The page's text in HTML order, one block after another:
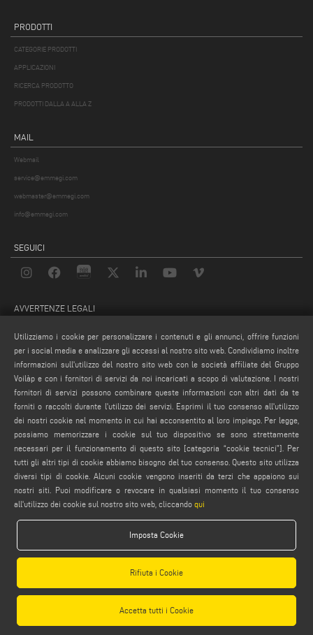
PRODOTTI
CATEGORIE PRODOTTI
APPLICAZIONI
RICERCA PRODOTTO
PRODOTTI DALLA A ALLA Z
MAIL
Webmail
service@emmegi.com
webmaster@emmegi.com
info@emmegi.com
SEGUICI
AVVERTENZE LEGALI
NOTE LEGALI
COMPLIANCE
COOKIE POLICY
CONDIZIONI GENERALI DI VENDITA
IMPOSTAZIONE COOKIES
CONDIZIONI GENERALI DI DISTRIBUZIONE
Emmegi S.p.a. - Via Archimede, 10 - 41019 - Limidi di Soliera (MO) - ITALY -
tel +39 059 895411- P.Iva/C.Fisc 01978870366
Capitale Sociale € 2.080.000,00 i.v. - Nr. Identificazione I.V.A. IT 01978870366 - R.I.
Modena 01978870366 - R.E.A Modena 256411
Utilizziamo i cookie per personalizzare i contenuti e gli annunci, offrire funzioni
per i social media e analizzare gli accessi al nostro sito web. Condividiamo inoltre
informazioni sull'utilizzo del nostro sito web con le società affiliate del Gruppo
Voilàp e con i fornitori di servizi da noi incaricati a scopo di valutazione. I nostri
fornitori di servizi possono combinare queste informazioni con altri dati da te
forniti o raccolti durante l'utilizzo dei servizi. Esprimi il tuo consenso all'utilizzo
dei nostri cookie nel momento in cui hai acconsentito al loro impiego. Per legge,
possiamo memorizzare i cookie sul tuo dispositivo se sono strettamente
necessari per il funzionamento di questo sito [categoria “cookie tecnici”]. Per
tutti gli altri tipi di cookie abbiamo bisogno del tuo consenso. Questo sito utilizza
diversi tipi di cookie. Alcuni cookie vengono inseriti da terzi che appaiono sui
nostri siti. Puoi modificare o revocare in qualsiasi momento il tuo consenso
all'utilizzo dei cookie sul nostro sito web, cliccando qui
Imposta Cookie
Rifiuta i Cookie
Accetta tutti i Cookie